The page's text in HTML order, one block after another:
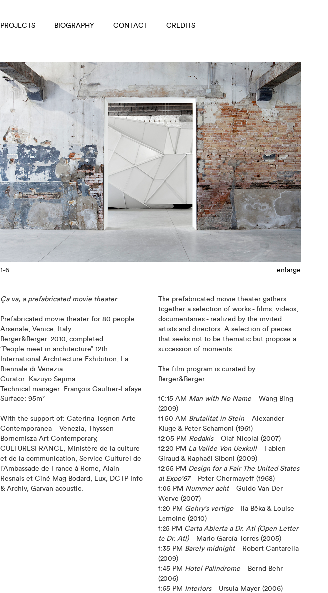
PROJECTS BIOGRAPHY CONTACT CREDITS
1-6 enlarge
Ça va, a prefabricated movie theater
Prefabricated movie theater for 80 people.
Arsenale, Venice, Italy.
Berger&Berger. 2010, completed.
“People meet in architecture” 12th
International Architecture Exhibition, La
Biennale di Venezia
Curator: Kazuyo Sejima
Technical manager: François Gaultier-Lafaye
Surface: 95m²
With the support of: Caterina Tognon Arte
Contemporanea – Venezia, Thyssen-
Bornemisza Art Contemporary,
CULTURESFRANCE, Ministère de la culture
et de la communication, Service Culturel de
l'Ambassade de France à Rome, Alain
Resnais et Ciné Mag Bodard, Lux, DCTP Info
& Archiv, Garvan acoustic.
The prefabricated movie theater gathers
together a selection of works - films, videos,
documentaries - realized by the invited
artists and directors. A selection of pieces
that seeks not to be thematic but propose a
succession of moments.
The film program is curated by
Berger&Berger.
10:15 AM Man with No Name – Wang Bing
(2009)
11:50 AM Brutalitat in Stein – Alexander
Kluge & Peter Schamoni (1961)
12:05 PM Rodakis– Olaf Nicolai (2007)
12:20 PM La Vallée Von Uexkull– Fabien
Giraud & Raphaël Siboni (2009)
12:55 PM Design for a Fair The United States
at Expo'67– Peter Chermayeff (1968)
1:05 PM Nummer acht– Guido Van Der
Werve (2007)
1:20 PM Gehry's vertigo– Ila Bêka & Louise
Lemoine (2010)
1:25 PM Carta Abierta a Dr. Atl (Open Letter
to Dr. Atl)– Mario García Torres (2005)
1:35 PM Barely midnight– Robert Cantarella
(2009)
1:45 PM Hotel Palindrome – Bernd Behr
(2006)
1:55 PM Interiors– Ursula Mayer (2006)